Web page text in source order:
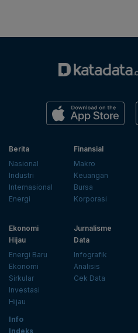
Berita
Nasional
Industri
Internasional
Energi
Finansial
Makro
Keuangan
Bursa
Korporasi
Ekonomi
Hijau
Energi Baru
Ekonomi
Sirkular
Investasi
Hijau
Jurnalisme
Data
Infografik
Analisis
Cek Data
Info
Indeks